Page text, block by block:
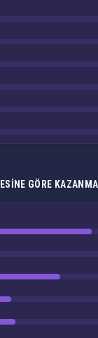
GÖRE KAZANMA